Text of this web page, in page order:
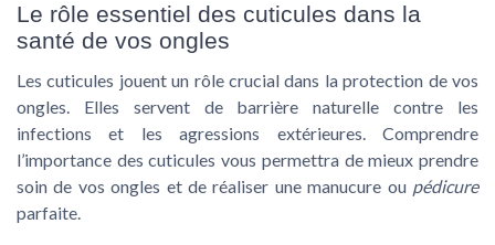
Le rôle essentiel des cuticules dans la
santé de vos ongles
Les cuticules jouent un rôle crucial dans la protection de vos
ongles. Elles servent de barrière naturelle contre les
infections et les agressions extérieures. Comprendre
l’importance des cuticules vous permettra de mieux prendre
soin de vos ongles et de réaliser une manucure ou pédicure
parfaite.